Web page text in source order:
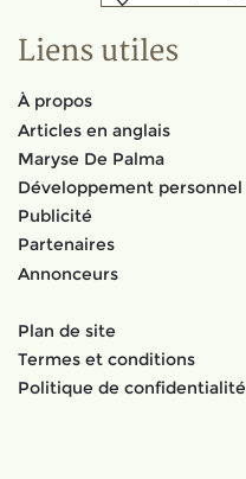
Liens utiles
À propos
Articles en anglais
Maryse De Palma
Développement personnel
Publicité
Partenaires
Annonceurs
Plan de site
Termes et conditions
Politique de confidentialité